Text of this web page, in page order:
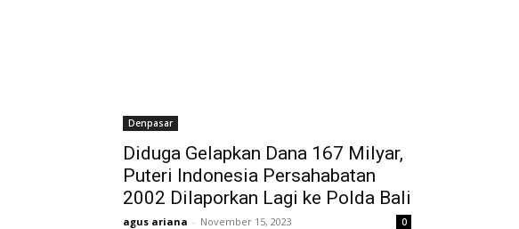
Denpasar
Diduga Gelapkan Dana 167 Milyar,
Puteri Indonesia Persahabatan
2002 Dilaporkan Lagi ke Polda Bali
agus ariana - November 15, 2023 0